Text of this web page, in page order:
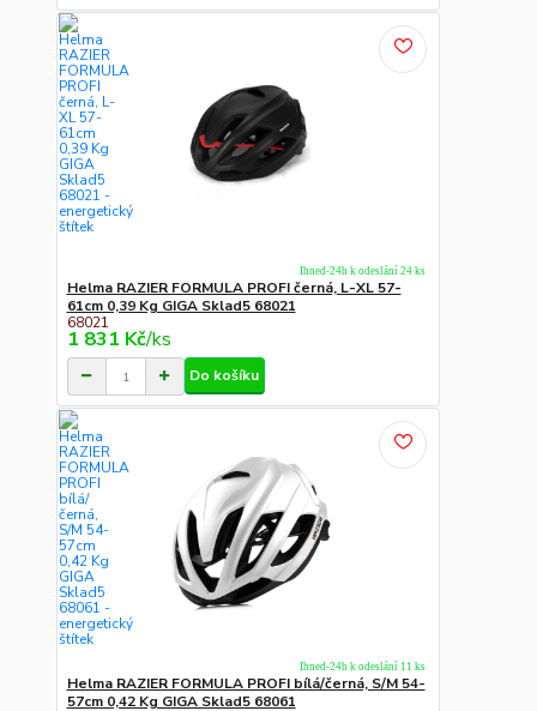
Helma RAZIER FORMULA PROFI černá, L-XL 57-
61cm 0,39 Kg GIGA Sklad5 68021
68021
1 831 Kč/ks
Ihned-24h k odeslání 24 ks
Do košíku
Helma RAZIER FORMULA PROFI bílá/černá, S/M 54-
57cm 0,42 Kg GIGA Sklad5 68061
Ihned-24h k odeslání 11 ks